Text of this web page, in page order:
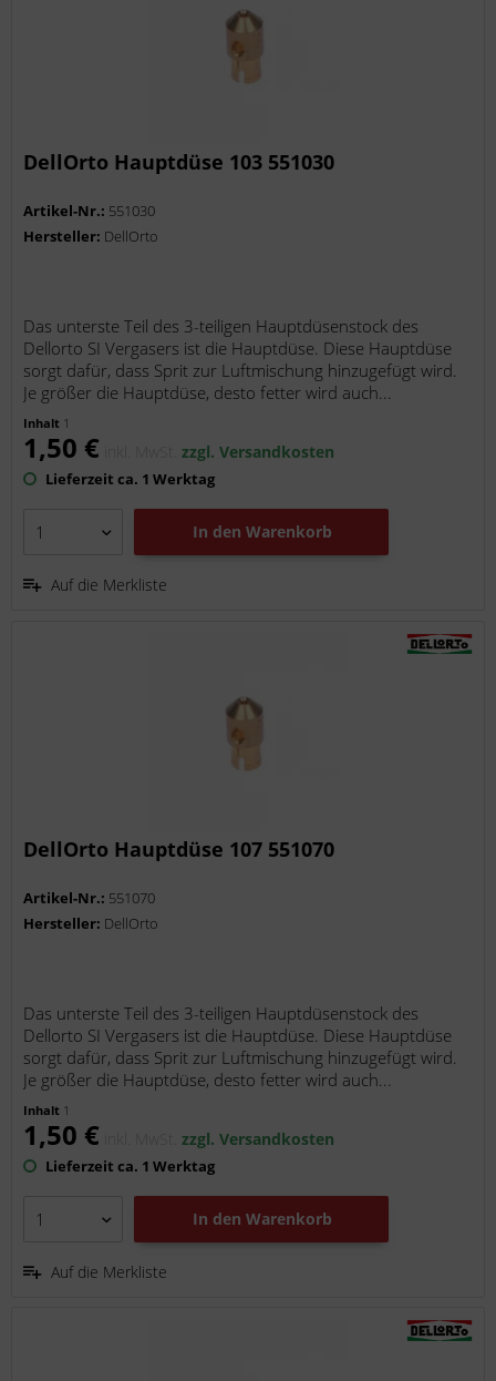
DellOrto Hauptdüse 103 551030
Artikel-Nr.: 551030
Hersteller: DellOrto
Das unterste Teil des 3-teiligen Hauptdüsenstock des
Dellorto SI Vergasers ist die Hauptdüse. Diese Hauptdüse
sorgt dafür, dass Sprit zur Luftmischung hinzugefügt wird.
Je größer die Hauptdüse, desto fetter wird auch...
Inhalt 1
1,50 € inkl. MwSt.zzgl. Versandkosten
Lieferzeit ca. 1 Werktag
In den Warenkorb
Auf die Merkliste
DellOrto Hauptdüse 107 551070
Artikel-Nr.: 551070
Hersteller: DellOrto
Das unterste Teil des 3-teiligen Hauptdüsenstock des
Dellorto SI Vergasers ist die Hauptdüse. Diese Hauptdüse
sorgt dafür, dass Sprit zur Luftmischung hinzugefügt wird.
Je größer die Hauptdüse, desto fetter wird auch...
Inhalt 1
1,50 € inkl. MwSt.zzgl. Versandkosten
Lieferzeit ca. 1 Werktag
In den Warenkorb
Auf die Merkliste